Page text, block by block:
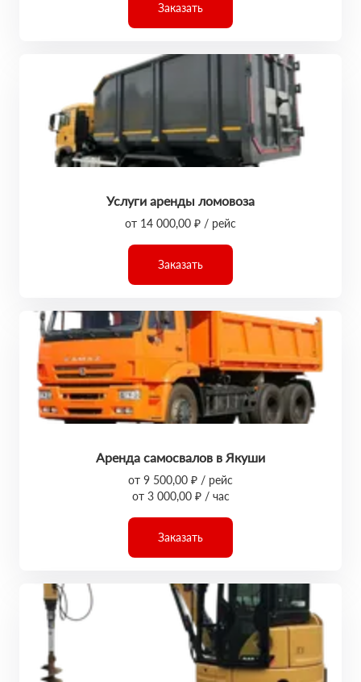
Заказать
Услуги аренды ломовоза
от 14 000,00 ₽ / рейс
Заказать
Аренда самосвалов в Якуши
от 9 500,00 ₽ / рейс
от 3 000,00 ₽ / час
Заказать